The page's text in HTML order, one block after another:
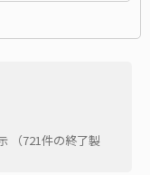
（721件の終了製